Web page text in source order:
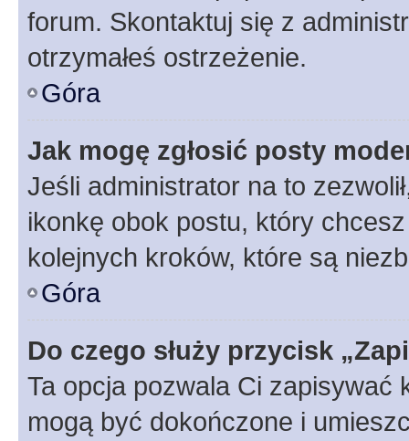
forum. Skontaktuj się z
otrzymałeś ostrzeżenie.
Góra
Jak mogę zgłosić posty
Jeśli administrator na to
ikonkę obok postu, który
kolejnych kroków, które są
Góra
Do czego służy przycisk
Ta opcja pozwala Ci zapisywać
mogą być dokończone i